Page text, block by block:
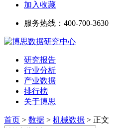
加入收藏
服务热线：400-700-3630
研究报告
行业分析
产业数据
排行榜
关于博思
首页 > 数据 > 机械数据 > 正文